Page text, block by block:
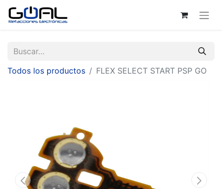
Todos los productos FLEX SELECT START PSP GO